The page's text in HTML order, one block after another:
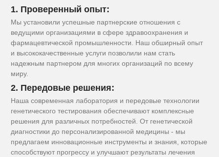
1. Проверенный опыт:
Мы установили успешные партнерские отношения с
ведущими организациями в сфере здравоохранения и
фармацевтической промышленности. Наш обширный опыт
и высококачественные услуги позволили нам стать
надежным партнером для многих организаций по всему
миру.
2. Передовые решения:
Наша современная лаборатория и передовые технологии
генетического тестирования обеспечивают комплексные
решения для различных потребностей. От генетической
диагностики до персонализированной медицины - мы
предлагаем инновационные инструменты и знания, которые
способствуют прогрессу и улучшают результаты лечения